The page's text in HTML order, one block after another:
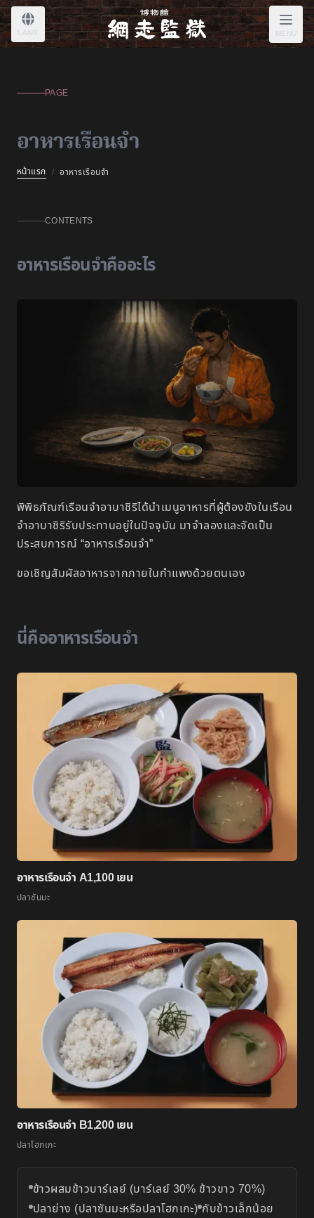
LANG MENU
PAGE
อาหารเรือนจำ
หน้าแรก / อาหารเรือนจำ
CONTENTS
อาหารเรือนจำคืออะไร
พิพิธภัณฑ์เรือนจำอาบาชิริได้นำเมนูอาหารที่ผู้ต้องขังในเรือน
จำอาบาชิริรับประทานอยู่ในปัจจุบัน มาจำลองและจัดเป็น
ประสบการณ์ “อาหารเรือนจำ”
ขอเชิญสัมผัสอาหารจากภายในกำแพงด้วยตนเอง
นี่คืออาหารเรือนจำ
อาหารเรือนจำ A1,100 เยน
ปลาซันมะ
อาหารเรือนจำ B1,200 เยน
ปลาโฮกเกะ
ข้าวผสมข้าวบาร์เลย์ (บาร์เลย์ 30% ข้าวขาว 70%)
ปลาย่าง (ปลาซันมะหรือปลาโฮกเกะ) กับข้าวเล็กน้อย